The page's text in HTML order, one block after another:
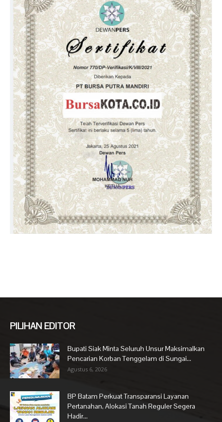
PILIHAN EDITOR
Bupati Siak Minta Seluruh Unsur Maksimalkan
Pencarian Korban Tenggelam di Sungai...
Agustus 6, 2026
BP Batam Perkuat Transparansi Layanan
Pertanahan, Alokasi Tanah Reguler Segera
Hadir...